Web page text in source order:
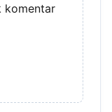
komentar